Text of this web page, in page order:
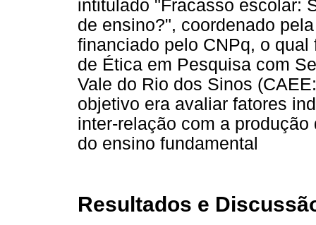
intitulado "Fracasso escolar:
de ensino?", coordenado
financiado pelo CNPq, o
de Ética em Pesquisa com
Vale do Rio dos Sinos
objetivo era avaliar fatores
inter-relação com a
do ensino fundamental
Resultados e